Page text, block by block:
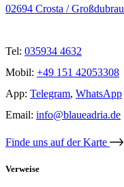
02694 Crosta / Großdubrau
Tel: 035934 4632
Mobil: +49 151 42053308
App: Telegram, WhatsApp
Email: info@blaueadria.de
Finde uns auf der Karte
Verweise